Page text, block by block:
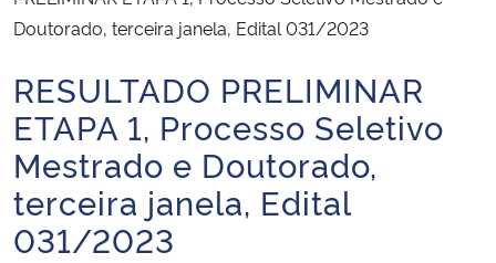
Ministério da Economia
Ministério da Infraestrutura
Ministério da Agricultura, Pecuária e Abastecimento
Ministério da Educação
Ministério da Cidadania
Doutorado, terceira janela, Edital 031/2023
Início do conteúdo
RESULTADO PRELIMINAR
ETAPA 1, Processo Seletivo
Mestrado e Doutorado,
terceira janela, Edital
031/2023